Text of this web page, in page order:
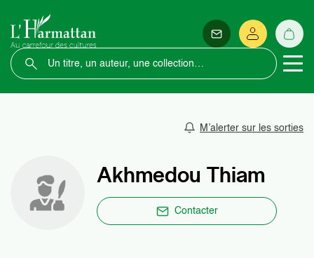
M’alerter sur les sorties
Akhmedou Thiam
Contacter